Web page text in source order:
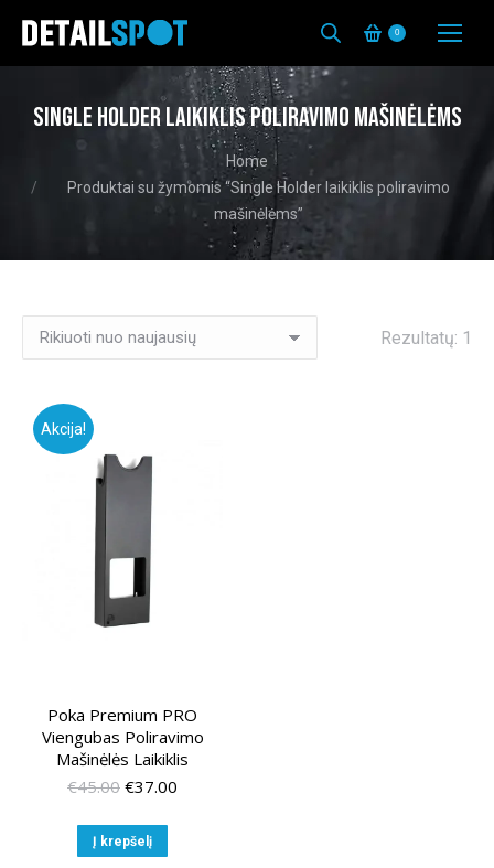
0
Single Holder laikiklis poliravimo mašinėlėms
You are here:
Home
Produktai su žymomis “Single Holder laikiklis poliravimo
mašinėlėms”
Rezultatų: 1
Akcija!
Poka Premium PRO
Viengubas Poliravimo
Mašinėlės Laikiklis
€45.00 Original
was:
€45.00.
€37.00
Į krepšelį